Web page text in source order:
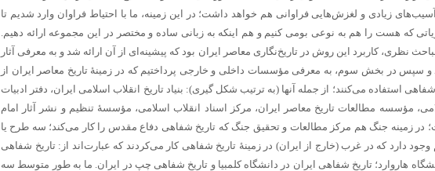
زیادی و لغزش‌هایی فراوانی هم خواهد داشت؛ در این زمینه، ما با احتیاط فراوان وارد شدیم تا
که هست را هم به نوعی بومی کنیم و هم اینکه به زبانی ساده و مختصر در این مجموعه ارائه دهیم.
نظری، کاربرد این روش در تاریخ‌نگاری معاصر ایران بود که پیشینه‌ای از آن ارائه شد و به معرفی آثار
و سپس در بخش سوم، به معرفی مؤسسات داخلی و خارجی پرداختیم که در زمینۀ تاریخ معاصر ایران از
استفاده می‌کنند؛ از جمله آنها (به ترتیب شکل گیری): بنیاد تاریخ انقلاب اسلامی ایران، دفتر ادبیات
مؤسسه مطالعات تاریخ معاصر ایران، مرکز اسناد انقلاب اسلامی، مؤسسۀ تنظیم و نشر آثار امام
در زمینه جنگ هم مرکز مطالعات و تحقیق جنگ که تاریخ شفاهی دفاع مقدس را کار می‌کند؛ سه طرح یا
وجود دارد که در غرب (خارج از ایران) در زمینۀ تاریخ شفاهی کار می‌کردند که عبارت‌اند از: تاریخ شفاهی
هاروارد؛ تاریخ شفاهی ایران در دانشگاه کلمبیا و تاریخ شفاهی چپ در ایران. ما به طور متوسط سه